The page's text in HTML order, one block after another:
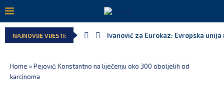
NAJNOVIJE VIJESTI:
Ivanović za Eurokaz: Evropska
Home »Pejović: Konstantno na liječenju oko 300 oboljelih od
karcinoma